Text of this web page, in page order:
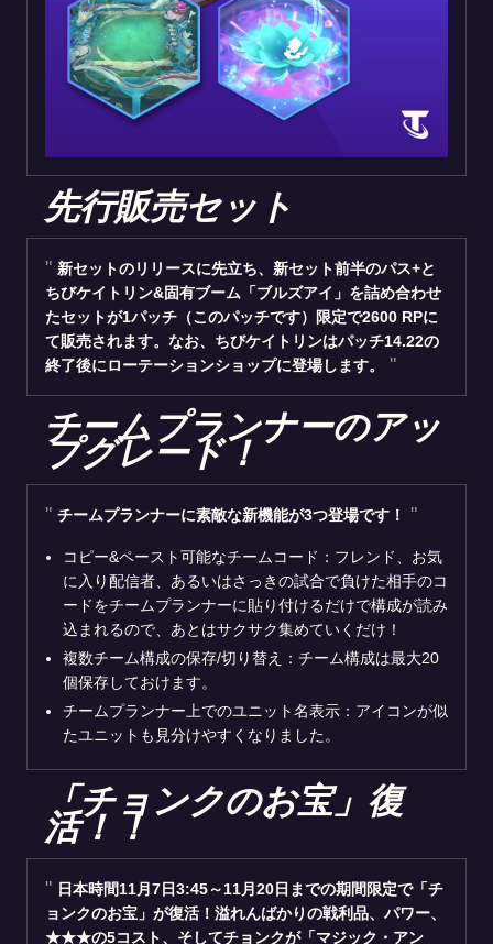
先行販売セット
新セットのリリースに先立ち、新セット前半のパス+と
ちびケイトリン&固有ブーム「ブルズアイ」を詰め合わせ
たセットが1パッチ（このパッチです）限定で2600 RPに
て販売されます。なお、ちびケイトリンはパッチ14.22の
終了後にローテーションショップに登場します。
チームプランナーのアッ
プグレード！
チームプランナーに素敵な新機能が3つ登場です！
コピー&ペースト可能なチームコード：フレンド、お気
に入り配信者、あるいはさっきの試合で負けた相手のコ
ードをチームプランナーに貼り付けるだけで構成が読み
込まれるので、あとはサクサク集めていくだけ！
複数チーム構成の保存/切り替え：チーム構成は最大20
個保存しておけます。
チームプランナー上でのユニット名表示：アイコンが似
たユニットも見分けやすくなりました。
「チョンクのお宝」復
活！！
日本時間11月7日3:45～11月20日までの期間限定で「チ
ョンクのお宝」が復活！溢れんばかりの戦利品、パワー、
★★★の5コスト、そしてチョンクが「マジック・アン